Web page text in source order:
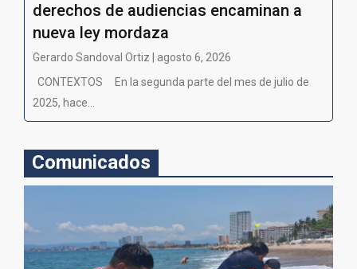
derechos de audiencias encaminan a
nueva ley mordaza
Gerardo Sandoval Ortiz | agosto 6, 2026
CONTEXTOS En la segunda parte del mes de julio de
2025, hace...
Comunicados